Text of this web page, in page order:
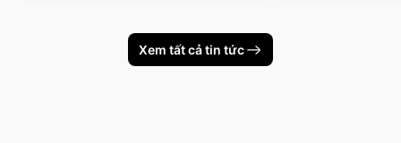
Xem tất cả tin tức